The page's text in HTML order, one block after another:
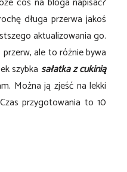
długa przerwa jakoś
aktualizowania go.
ale to różnie bywa
szybka sałatka z cukinią
Można ją zjeść na lekki
przygotowania to 10